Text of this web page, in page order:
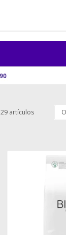
29 artículos